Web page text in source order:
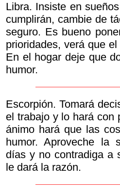
Libra. Insiste en
cumplirán, cambie de
seguro. Es bueno
prioridades, verá que
En el hogar deje que
humor.
Escorpión. Tomará
el trabajo y lo hará con
ánimo hará que las
humor. Aproveche la
días y no contradiga a
le dará la razón.